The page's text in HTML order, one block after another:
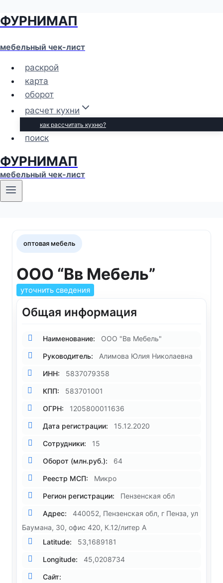
Перейти
содержимому
ФУРНИМАП
мебельный чек-лист
раскрой
карта
оборот
расчет кухни
как рассчитать кухню?
поиск
ФУРНИМАП
мебельный чек-лист
оптовая мебель
ООО “Вв Мебель”
уточнить сведения
Общая информация
Наименование: ООО "Вв Мебель"
Руководитель: Алимова Юлия Николаевна
ИНН: 5837079358
КПП: 583701001
ОГРН: 1205800011636
Дата регистрации: 15.12.2020
Сотрудники: 15
Оборот (млн.руб.): 64
Реестр МСП: Микро
Регион регистрации: Пензенская обл
Адрес:
440052, Пензенская обл, г Пенза, ул
Баумана, 30, офис 420, К.12/литер А
Latitude:
53,1689181
Longitude: 45,0208734
Сайт: